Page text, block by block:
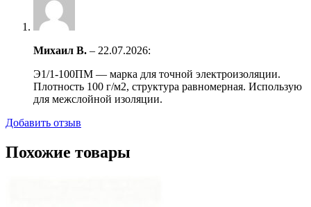
Михаил В. – 22.07.2026:
Э1/1-100ПМ — марка для точной электроизоляции.
Плотность 100 г/м2, структура равномерная. Использую
для межслойной изоляции.
Добавить отзыв
Похожие товары